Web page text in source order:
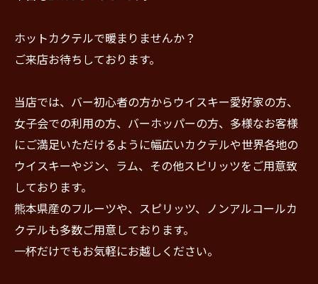
ホットカクテルで暖まりませんか？
ご来店お待ちしております。
当店では、バー初心者の方からウイスキー愛好家の方、
女子会での利用の方、バーホッパーの方、多様なお客様
にご満足いただけるように幅広いカクテルや世界各地の
ウイスキーやジン、ラム、その他スピリッツをご用意致
しております。
熊本県産のフルーツや、スピリッツ、ノンアルコールカ
クテルも多数ご用意しております。
一杯だけでもお気軽にお越しください。